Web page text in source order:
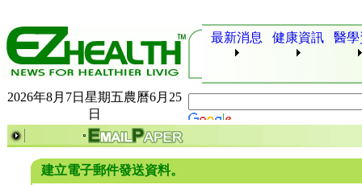
最新消息 健康資訊 醫
2026年8月7日星期五農曆6月25
日
建立電子郵件發送資料。